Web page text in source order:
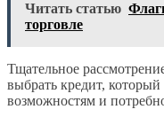
Читать статью
торговле
Тщательное
выбрать кредит,
возможностям и